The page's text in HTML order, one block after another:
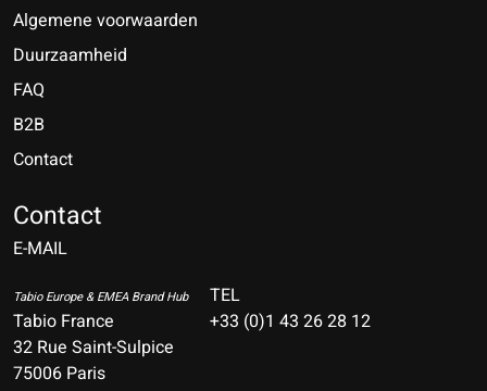
Algemene voorwaarden
Duurzaamheid
FAQ
B2B
Contact
Contact
E-MAIL
Tabio Europe & EMEA Brand Hub
Tabio France
32 Rue Saint-Sulpice
75006 Paris
TEL
+33 (0)1 43 26 28 12